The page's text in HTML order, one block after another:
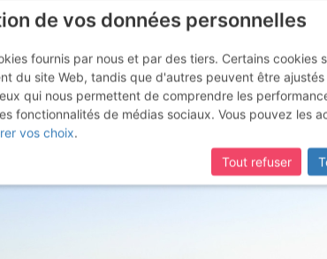
au coucher du
de vos données personnelles
fournis par nous et par des tiers. Certains cookies
du site Web, tandis que d'autres peuvent être
qui nous permettent de comprendre les
fonctionnalités de médias sociaux. Vous pouvez les
vos choix.
Tout refuser